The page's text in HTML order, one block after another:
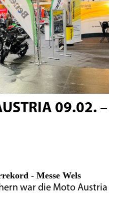
09.02. –
- Messe Wels
war die Moto Austria